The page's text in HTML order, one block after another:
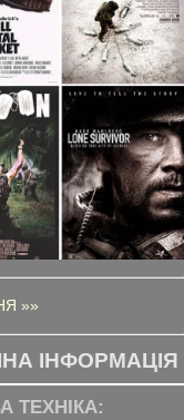
»»
ІНФОРМАЦІЯ
ТЕХНІКА: